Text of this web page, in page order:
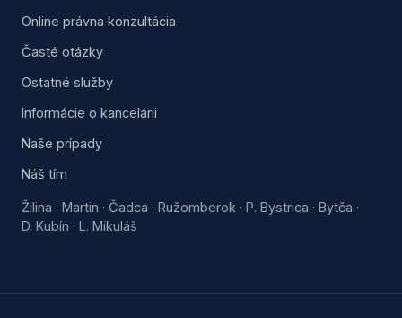
Online právna konzultácia
Časté otázky
Ostatné služby
Informácie o kancelárii
Naše prípady
Náš tím
Žilina · Martin · Čadca · Ružomberok · P. Bystrica · Bytča ·
D. Kubín · L. Mikuláš